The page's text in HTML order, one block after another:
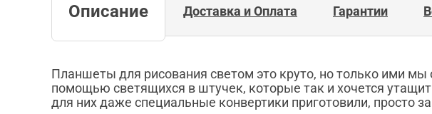
Описание Доставка и Оплата Гарантии
Планшеты для рисования светом это круто, но только ими мы
помощью светящихся в штучек, которые так и хочется
для них даже специальные конвертики приготовили, просто